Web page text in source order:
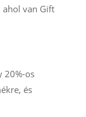
ahol van Gift
20%-os
és